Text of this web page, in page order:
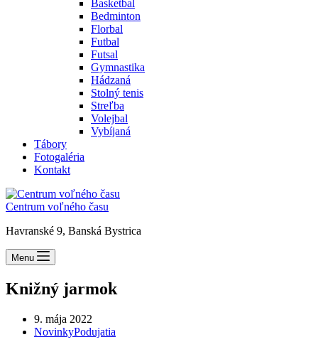
Basketbal
Bedminton
Florbal
Futbal
Futsal
Gymnastika
Hádzaná
Stolný tenis
Streľba
Volejbal
Vybíjaná
Tábory
Fotogaléria
Kontakt
Centrum voľného času
Havranské 9, Banská Bystrica
Menu
Knižný jarmok
9. mája 2022
NovinkyPodujatia